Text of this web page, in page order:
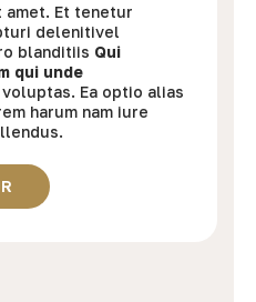
amet. Et tenetur
delenitivel
blanditiis Qui
qui unde
Ea optio alias
harum nam iure